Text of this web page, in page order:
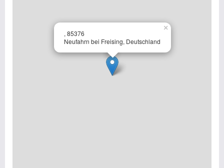
, 85376
Neufahrn bei Freising, Deutschland
×